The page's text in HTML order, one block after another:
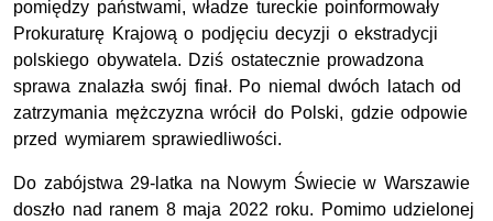
pomiędzy państwami, władze tureckie poinformowały
Prokuraturę Krajową o podjęciu decyzji o ekstradycji
polskiego obywatela. Dziś ostatecznie prowadzona
sprawa znalazła swój finał. Po niemal dwóch latach od
zatrzymania mężczyzna wrócił do Polski, gdzie odpowie
przed wymiarem sprawiedliwości.
Do zabójstwa 29-latka na Nowym Świecie w Warszawie
doszło nad ranem 8 maja 2022 roku. Pomimo udzielonej